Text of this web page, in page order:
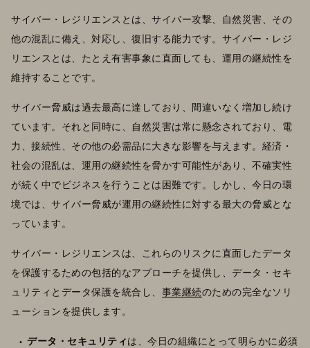
サイバー・レジリエンスとは、サイバー攻撃、自然災害、その
他の混乱に備え、対応し、復旧する能力です。サイバー・レジ
リエンスとは、たとえ有害事象に直面しても、運用の継続性を
維持することです。
サイバー脅威は過去最高に達しており、間違いなく増加し続け
ています。それと同時に、自然災害は常に懸念されており、電
力、接続性、その他の必需品に大きな影響を与えます。経済・
社会の混乱は、運用の継続性を脅かす可能性があり、不確実性
が続く中でビジネスを行うことは困難です。しかし、今日の環
境では、サイバー脅威が運用の継続性に対する最大の脅威とな
っています。
サイバー・レジリエンスは、これらのリスクに直面したデータ
を保護するための包括的なアプローチを提供し、データ・セキ
ュリティとデータ保護を統合し、 事業継続のための完全なソリ
ューションを提供します。
データ・セキュリティは、今日の組織にとって明らかに必須